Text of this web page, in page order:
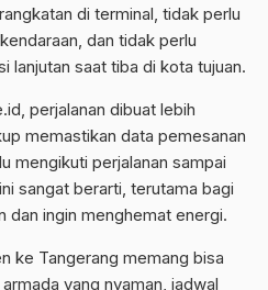
di terminal, tidak perlu
dan tidak perlu
lanjutan saat tiba di kota tujuan.
perjalanan dibuat lebih
memastikan data pemesanan
mengikuti perjalanan sampai
sangat berarti, terutama bagi
dan ingin menghemat energi.
ke Tangerang memang bisa
yang nyaman, jadwal